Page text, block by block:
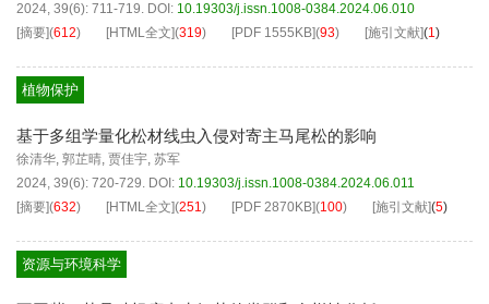
2024, 39(6): 711-719. DOI: 10.19303/j.issn.1008-0384.2024.06.010
[摘要](612) [HTML全文](319) [PDF 1555KB](93) [施引文献](1)
植物保护
基于多组学量化松材线虫入侵对寄主马尾松的影响
徐清华, 郭芷晴, 贾佳宇, 苏军
2024, 39(6): 720-729. DOI: 10.19303/j.issn.1008-0384.2024.06.011
[摘要](632) [HTML全文](251) [PDF 2870KB](100) [施引文献](5)
资源与环境科学